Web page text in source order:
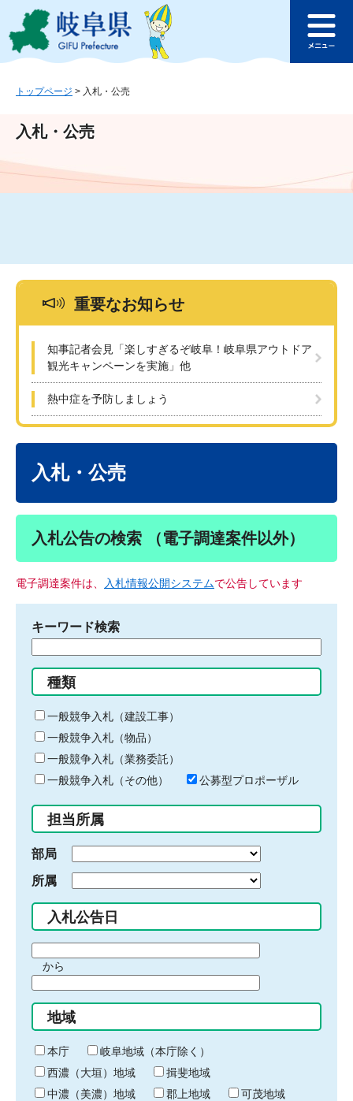
ジ
ュ
文
このページの本文へ
ュ
トップページ > 入札・公売
入札・公売
重要なお知らせ
知事記者会見「楽しすぎるぞ岐阜！岐阜県アウトドア
観光キャンペーンを実施」他
熱中症を予防しましょう
入札・公売
入札公告の検索 （電子調達案件以外）
電子調達案件は、 入札情報公開システムで公告しています
キーワード検索
る
キ
ー
ワ
ー
ド
入
力
種類
一般競争入札（建設工事）
一般競争入札（物品）
一般競争入札（業務委託）
一般競争入札（その他）
公募型プロポーザル
担当所属
部局
所属
入札公告日
間
始
り
から
間
終
わ
り
地域
本庁
岐阜地域（本庁除く）
西濃（大垣）地域
揖斐地域
中濃（美濃）地域
郡上地域
可茂地域